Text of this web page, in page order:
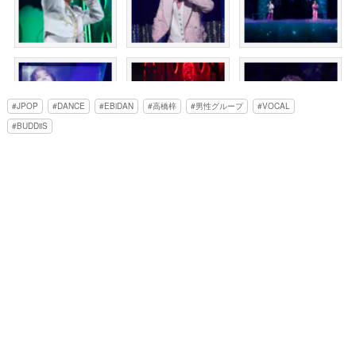
JPOP DANCE EBiDAN 高橋梓 男性グループ
VOCAL
BUDDiiS